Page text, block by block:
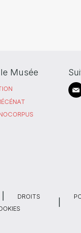
Musée
DROITS